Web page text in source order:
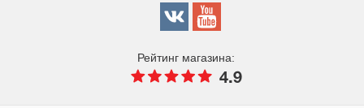
Рейтинг магазина:
4.9